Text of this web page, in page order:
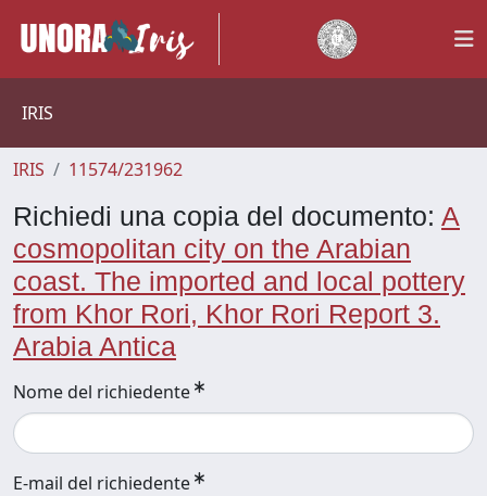
IRIS
IRIS 11574/231962
Richiedi una copia del documento: A
cosmopolitan city on the Arabian
coast. The imported and local pottery
from Khor Rori, Khor Rori Report 3.
Arabia Antica
Nome del richiedente
E-mail del richiedente